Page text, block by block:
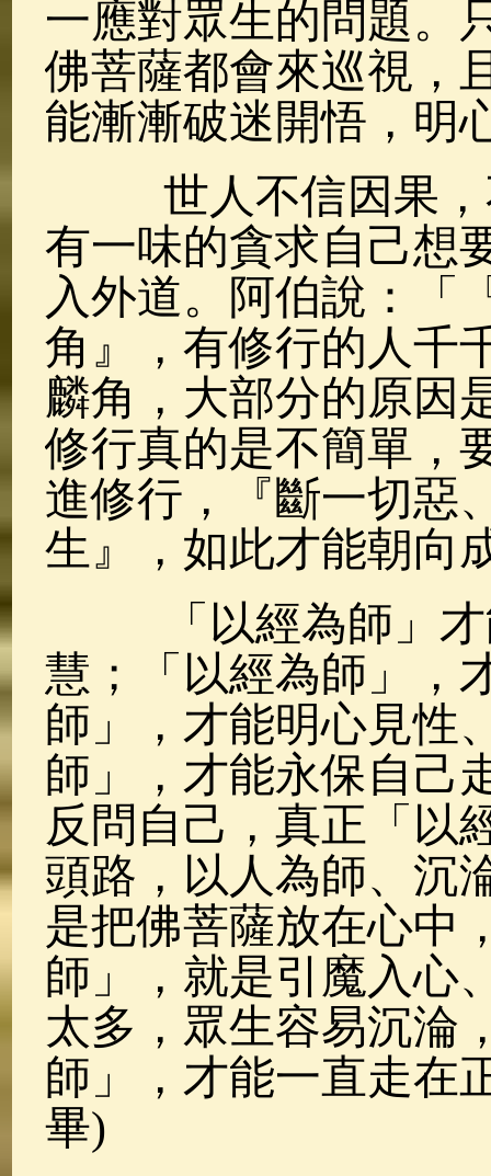
一應對眾生的問題。
佛菩薩都會來巡視，
能漸漸破迷開悟，明
世人不信因果，
有一味的貪求自己想
入外道。阿伯說：「
角』，有修行的人千
麟角，大部分的原因
修行真的是不簡單，
進修行，『斷一切惡
生』，如此才能朝向
「以經為師」才
慧；「以經為師」，
師」，才能明心見性
師」，才能永保自己
反問自己，真正「以
頭路，以人為師、沉
是把佛菩薩放在心中
師」，就是引魔入心
太多，眾生容易沉淪
師」，才能一直走在
畢)